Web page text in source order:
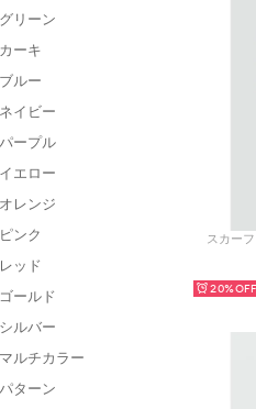
グリーン
カーキ
ブルー
ネイビー
パープル
イエロー
オレンジ
ピンク
レッド
ゴールド
シルバー
マルチカラー
パターン
スカー
20%